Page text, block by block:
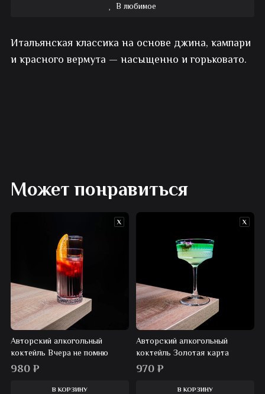
алкогольный
В любимое
Итальянская классика на основе джина, кампари
и красного вермута — насыщенно и горьковато.
Может понравиться
Авторский алкогольный
коктейль Вчера не помню
980 ₽
В КОРЗИНУ
Авторский алкогольный
коктейль Золотая карта
970₽
В КОРЗИНУ